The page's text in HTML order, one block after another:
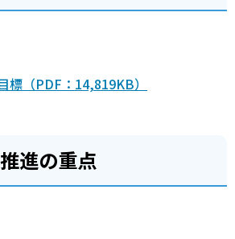
標（PDF：14,819KB）
進の重点